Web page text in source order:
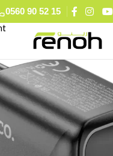
0560 90 52 15